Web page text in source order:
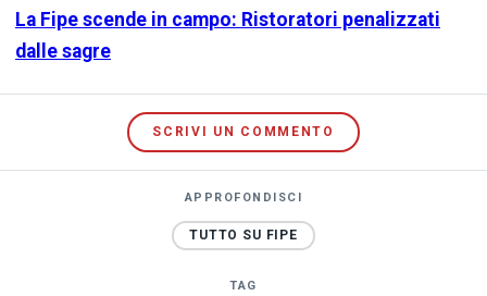
La Fipe scende in campo: Ristoratori penalizzati
dalle sagre
SCRIVI UN COMMENTO
APPROFONDISCI
TUTTO SU FIPE
TAG